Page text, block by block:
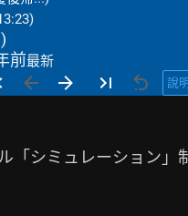
)
前最新
說明
「シミュレーション」